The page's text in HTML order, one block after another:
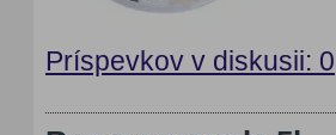
Príspevkov v diskusii: 0